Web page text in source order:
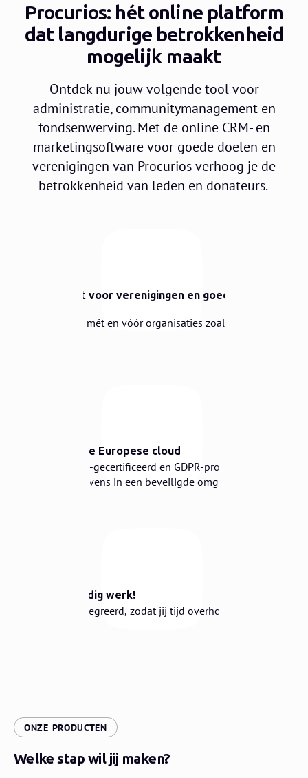
Procurios: hét online platform
dat langdurige betrokkenheid
mogelijk maakt
Ontdek nu jouw volgende tool voor
administratie, communitymanagement en
fondsenwerving. Met de online CRM- en
marketingsoftware voor goede doelen en
verenigingen van Procurios verhoog je de
betrokkenheid van leden en donateurs.
Gemaakt voor verenigingen en goede
Gebouwd mét en vóór organisaties zoals die van
Veilig in de Europese cloud
ISO 27001-gecertificeerd en GDPR-proof. Jouw
ledengegevens in een beveiligde omgeving.
Dag onnodig werk!
Alles geïntegreerd, zodat jij tijd overhoudt voor
ONZE PRODUCTEN
Welke stap wil jij maken?